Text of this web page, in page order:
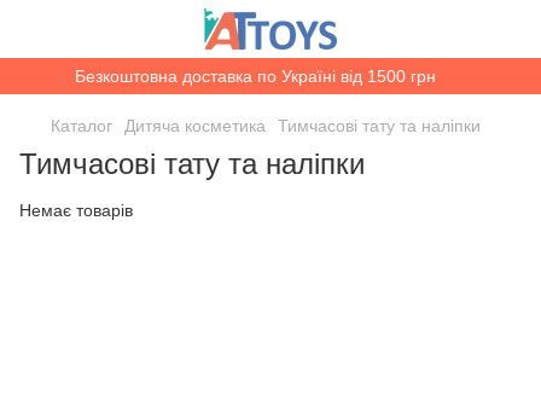
Безкоштовна доставка по Україні від 1500 грн
Каталог Дитяча косметика Тимчасові тату та наліпки
Тимчасові тату та наліпки
Немає товарів